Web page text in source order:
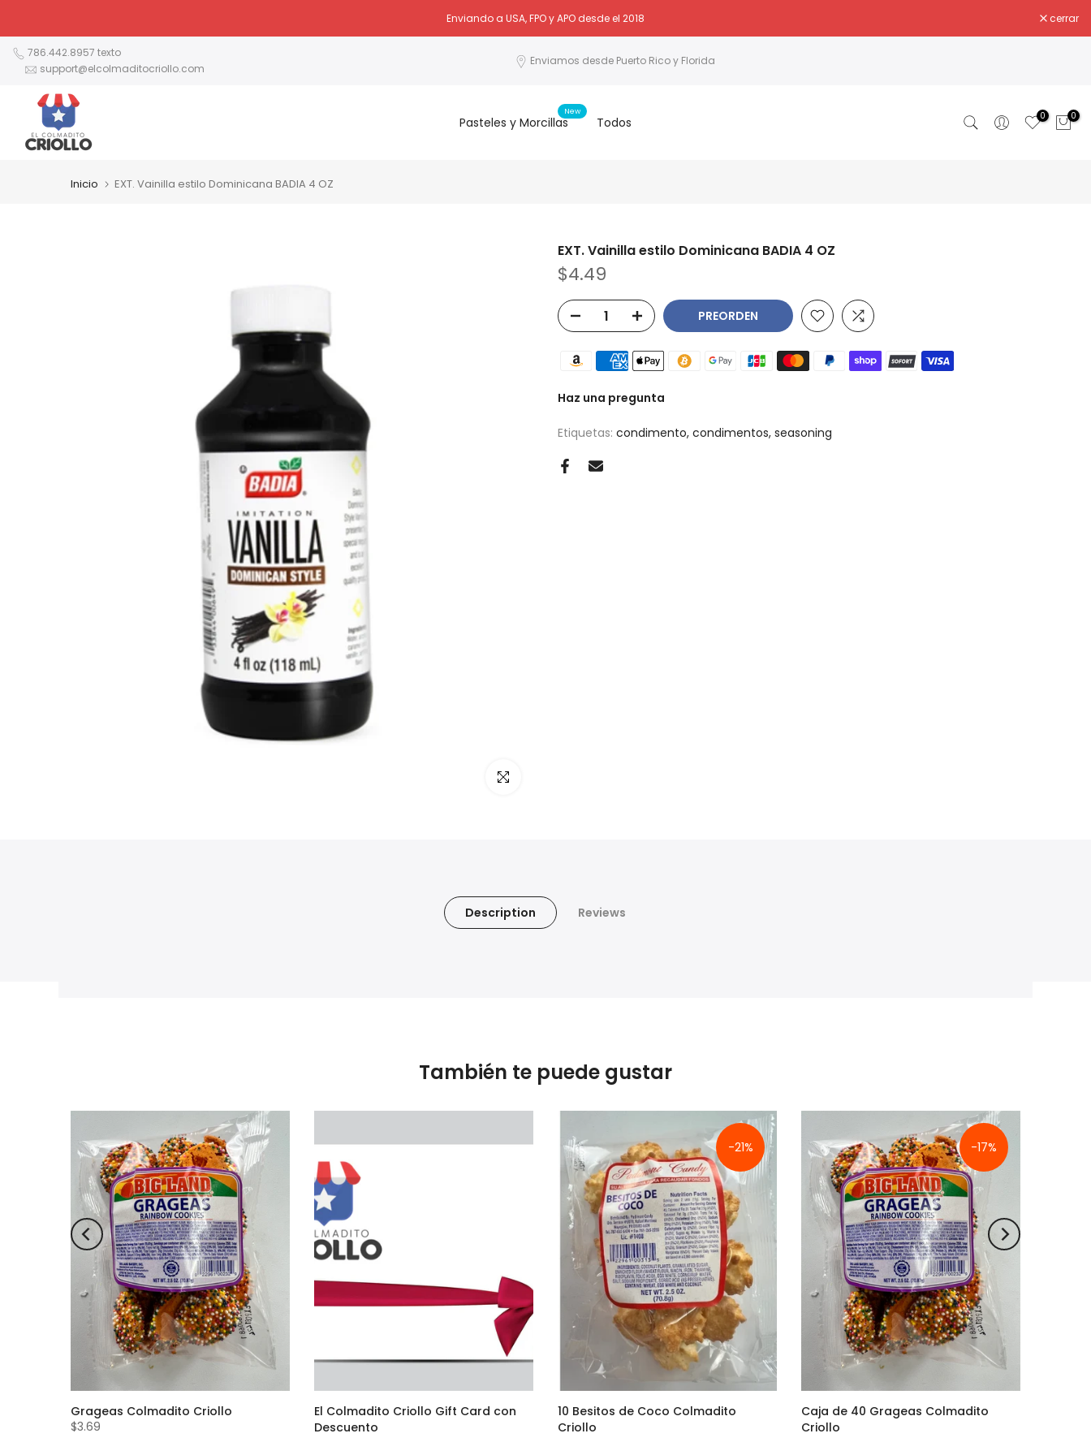
al
contenido
Enviando a USA, FPO y APO desde el 2018 cerrar
786.442.8957 texto
support@elcolmaditocriollo.com
Enviamos desde Puerto Rico y Florida
Pasteles y Morcillas
New
Todos 0 0
Inicio EXT. Vainilla estilo Dominicana BADIA 4 OZ
Haz clic para ampliar
EXT. Vainilla estilo Dominicana BADIA 4 OZ
$4.49
PREORDEN
Haz una pregunta
Etiquetas: condimento condimentos seasoning
Description Reviews
También te puede gustar
Grageas Colmadito Criollo
$3.69
El Colmadito Criollo Gift Card con
Descuento
-21%
10 Besitos de Coco Colmadito
Criollo
-17%
Caja de 40 Grageas Colmadito
Criollo